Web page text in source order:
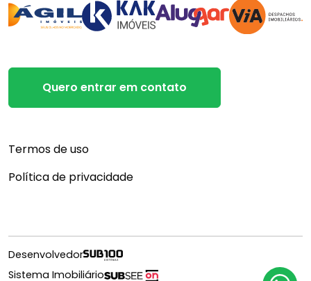
Quero entrar em contato
Termos de uso
Política de privacidade
Desenvolvedor
Sistema Imobiliário